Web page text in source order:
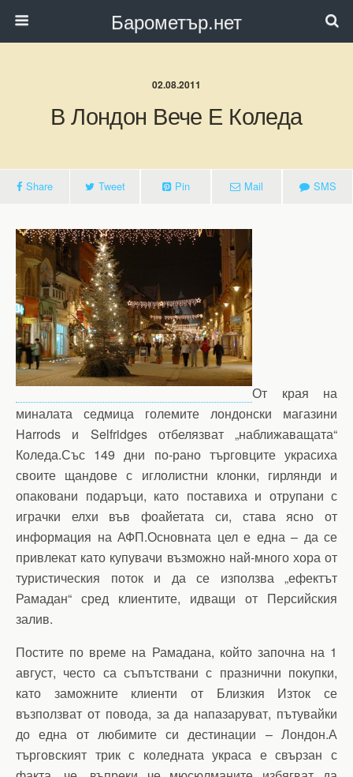
Барометър.нет
02.08.2011
В Лондон Вече Е Коледа
Share Tweet Pin Mail SMS
От края на
миналата седмица големите лондонски магазини
Harrods и Selfridges отбелязват „наближаващата“
Коледа.Със 149 дни по-рано търговците украсиха
своите щандове с иглолистни клонки, гирлянди и
опаковани подаръци, като поставиха и отрупани с
играчки елхи във фоайетата си, става ясно от
информация на АФП.Основната цел е една – да се
привлекат като купувачи възможно най-много хора от
туристическия поток и да се използва „ефектът
Рамадан“ сред клиентите, идващи от Персийския
залив.
Постите по време на Рамадана, който започна на 1
август, често са съпътствани с празнични покупки,
като заможните клиенти от Близкия Изток се
възползват от повода, за да напазаруват, пътувайки
до една от любимите си дестинации – Лондон.А
търговският трик с коледната украса е свързан с